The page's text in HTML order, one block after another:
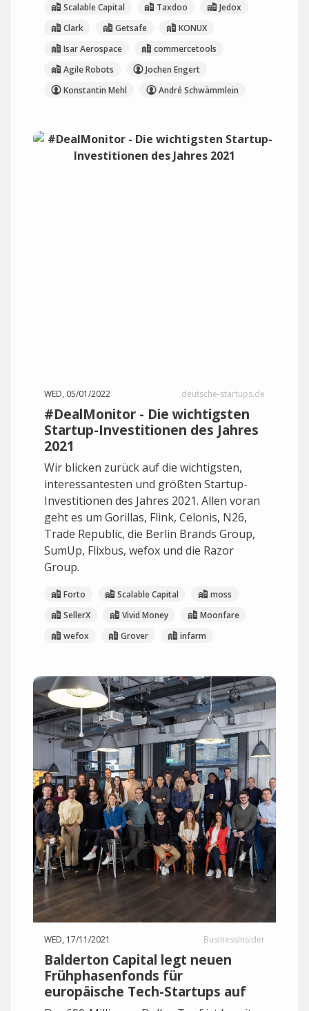
Scalable Capital Taxdoo
Jedox
Clark
Getsafe
KONUX
Isar Aerospace
commercetools
Agile Robots
Jochen Engert
Konstantin Mehl
André Schwämmlein
WED, 05/01/2022 deutsche-startups.de
#DealMonitor - Die wichtigsten
Startup-Investitionen des Jahres
2021
Wir blicken zurück auf die wichtigsten,
interessantesten und größten Startup-
Investitionen des Jahres 2021. Allen voran
geht es um Gorillas, Flink, Celonis, N26,
Trade Republic, die Berlin Brands Group,
SumUp, Flixbus, wefox und die Razor
Group.
Forto Scalable Capital
moss
SellerX
Vivid Money
Moonfare
wefox
Grover infarm
WED, 17/11/2021 BusinessInsider
Balderton Capital legt neuen
Frühphasenfonds für
europäische Tech-Startups auf